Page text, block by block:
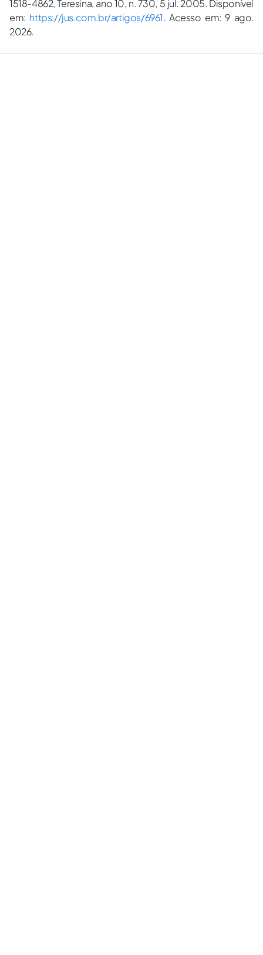
1518-4862, Teresina, ano 10, n. 730, 5 jul. 2005. Disponível
em: https://jus.com.br/artigos/6961. Acesso em: 9 ago.
2026.